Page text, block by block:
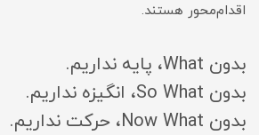
اقدام‌محور هستند.
بدون What، پایه نداریم.
بدون So What، انگیزه نداریم.
بدون Now What، حرکت نداریم.